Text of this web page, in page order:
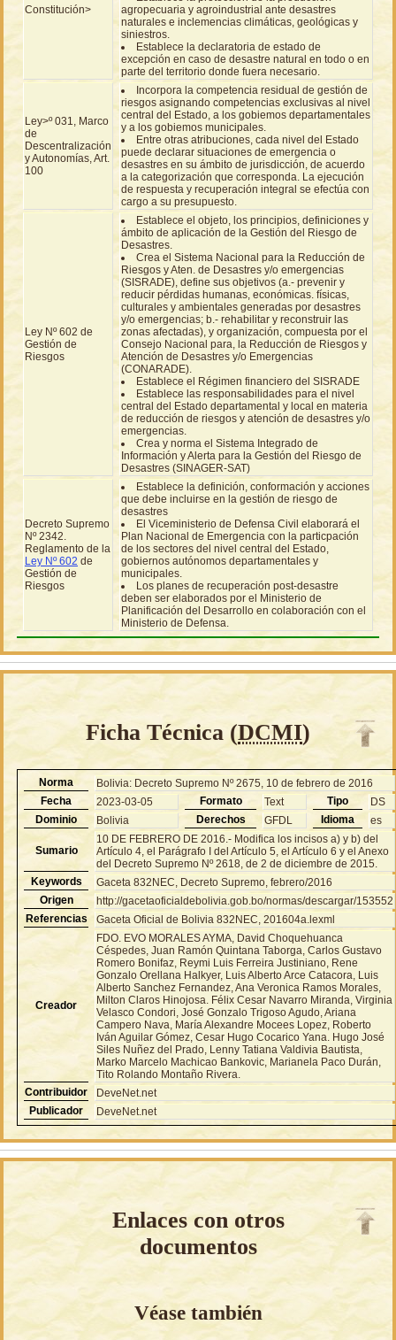
Constitución>
agropecuaria y agroindustrial ante desastres
naturales e inclemencias climáticas, geológicas y
siniestros.
Establece la declaratoria de estado de
excepción en caso de desastre natural en todo o en
parte del territorio donde fuera necesario.
Ley>º 031, Marco
de
Descentralización
y Autonomías, Art.
100
Incorpora la competencia residual de gestión de
riesgos asignando competencias exclusivas al nivel
central del Estado, a los gobiemos departamentales
y a los gobiemos municipales.
Entre otras atribuciones, cada nivel del Estado
puede declarar situaciones de emergencia o
desastres en su ámbito de jurisdicción, de acuerdo
a la categorización que corresponda. La ejecución
de respuesta y recuperación integral se efectúa con
cargo a su presupuesto.
Ley Nº 602 de
Gestión de
Riesgos
Establece el objeto, los principios, definiciones y
ámbito de aplicación de la Gestión del Riesgo de
Desastres.
Crea el Sistema Nacional para la Reducción de
Riesgos y Aten. de Desastres y/o emergencias
(SISRADE), define sus objetivos (a.- prevenir y
reducir pérdidas humanas, económicas. físicas,
culturales y ambientales generadas por desastres
y/o emergencias; b.- rehabilitar y reconstruir las
zonas afectadas), y organización, compuesta por el
Consejo Nacional para, la Reducción de Riesgos y
Atención de Desastres y/o Emergencias
(CONARADE).
Establece el Régimen financiero del SISRADE
Establece las responsabilidades para el nivel
central del Estado departamental y local en materia
de reducción de riesgos y atención de desastres y/o
emergencias.
Crea y norma el Sistema Integrado de
Información y Alerta para la Gestión del Riesgo de
Desastres (SINAGER-SAT)
Decreto Supremo
Nº 2342.
Reglamento de la
Ley Nº 602 de
Gestión de
Riesgos
Establece la definición, conformación y acciones
que debe incluirse en la gestión de riesgo de
desastres
El Viceministerio de Defensa Civil elaborará el
Plan Nacional de Emergencia con la particpación
de los sectores del nivel central del Estado,
gobiernos autónomos departamentales y
municipales.
Los planes de recuperación post-desastre
deben ser elaborados por el Ministerio de
Planificación del Desarrollo en colaboración con el
Ministerio de Defensa.
Ficha Técnica (DCMI)
Norma
Bolivia: Decreto Supremo Nº 2675, 10 de febrero de 2016
Fecha
2023-03-05 Formato Text Tipo
DS
Dominio
Bolivia Derechos GFDL Idioma es
Sumario
10 DE FEBRERO DE 2016.- Modifica los incisos a) y b) del
Artículo 4, el Parágrafo I del Artículo 5, el Artículo 6 y el Anexo
del Decreto Supremo Nº 2618, de 2 de diciembre de 2015.
Keywords
Gaceta 832NEC, Decreto Supremo, febrero/2016
Origen
http://gacetaoficialdebolivia.gob.bo/normas/descargar/153552
Referencias
Gaceta Oficial de Bolivia 832NEC, 201604a.lexml
Creador
FDO. EVO MORALES AYMA, David Choquehuanca
Céspedes, Juan Ramón Quintana Taborga, Carlos Gustavo
Romero Bonifaz, Reymi Luis Ferreira Justiniano, Rene
Gonzalo Orellana Halkyer, Luis Alberto Arce Catacora, Luis
Alberto Sanchez Fernandez, Ana Veronica Ramos Morales,
Milton Claros Hinojosa. Félix Cesar Navarro Miranda, Virginia
Velasco Condori, José Gonzalo Trigoso Agudo, Ariana
Campero Nava, María Alexandre Mocees Lopez, Roberto
Iván Aguilar Gómez, Cesar Hugo Cocarico Yana. Hugo José
Siles Nuñez del Prado, Lenny Tatiana Valdivia Bautista,
Marko Marcelo Machicao Bankovic, Marianela Paco Durán,
Tito Rolando Montaño Rivera.
Contribuidor
DeveNet.net
Publicador
DeveNet.net
Enlaces con otros
documentos
Véase también